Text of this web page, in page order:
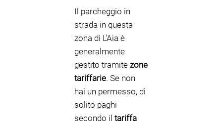
Il parcheggio in
strada in questa
zona di L'Aia è
generalmente
gestito tramite zone
tariffarie. Se non
hai un permesso, di
solito paghi
secondo il tariffa